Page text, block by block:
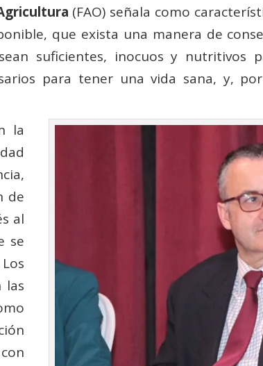
(FAO) señala como
que exista una manera de
suficientes, inocuos y nutritivos
para tener una vida sana, y,
la
de
al
se
las